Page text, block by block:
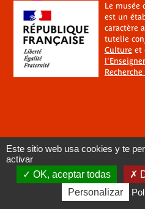
Le musée
est un
caractère
tutelle
Cultureet
Este sitio web usa cookies y te
activar
OK, aceptar todas
Personalizar